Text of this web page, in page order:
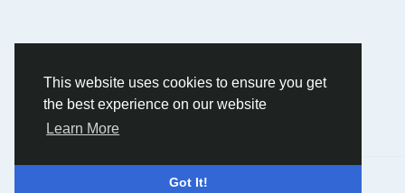
This website uses cookies to ensure you get
the best experience on our website
Learn More
Got It!
© 2026 Humans and Slaves